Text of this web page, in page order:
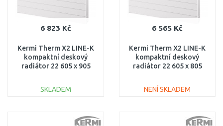
6 823 Kč
Kermi Therm X2 LINE-K
kompaktní deskový
radiátor 22 605 x 905
SKLADEM
6 565 Kč
Kermi Therm X2 LINE-K
kompaktní deskový
radiátor 22 605 x 805
NENÍ SKLADEM